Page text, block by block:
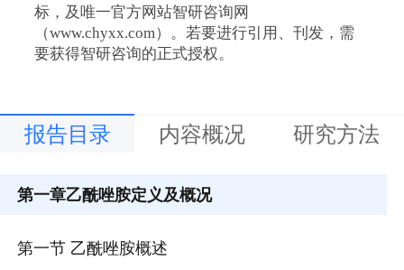
标，及唯一官方网站智研咨询网
（www.chyxx.com）。若要进行引用、刊发，需
要获得智研咨询的正式授权。
报告目录 内容概况 研究方法
第一章乙酰唑胺定义及概况
第一节 乙酰唑胺概述